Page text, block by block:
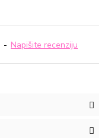
- Napišite recenziju